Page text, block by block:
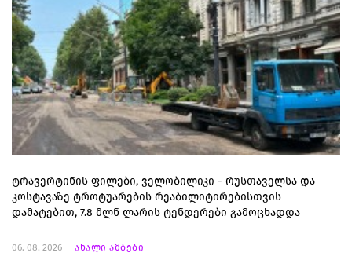
ტრავერტინის ფილები, ველობილიკი - რუსთაველსა და
კოსტავაზე ტროტუარების რეაბილიტირებისთვის
დამატებით, 7.8 მლნ ლარის ტენდერები გამოცხადდა
06. 08. 2026 ახალი ამბები